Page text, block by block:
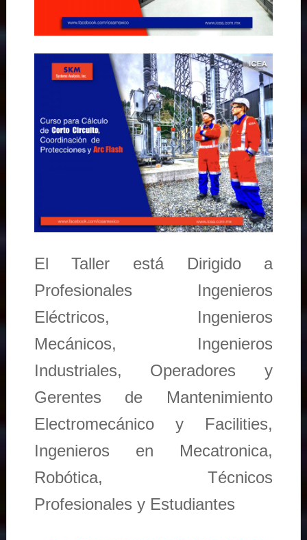
El Taller está Dirigido a
Profesionales Ingenieros
Eléctricos, Ingenieros
Mecánicos, Ingenieros
Industriales, Operadores y
Gerentes de Mantenimiento
Electromecánico y Facilities,
Ingenieros en Mecatronica,
Robótica, Técnicos
Profesionales y Estudiantes